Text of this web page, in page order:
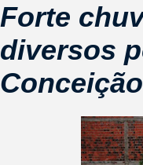
Forte
diversos